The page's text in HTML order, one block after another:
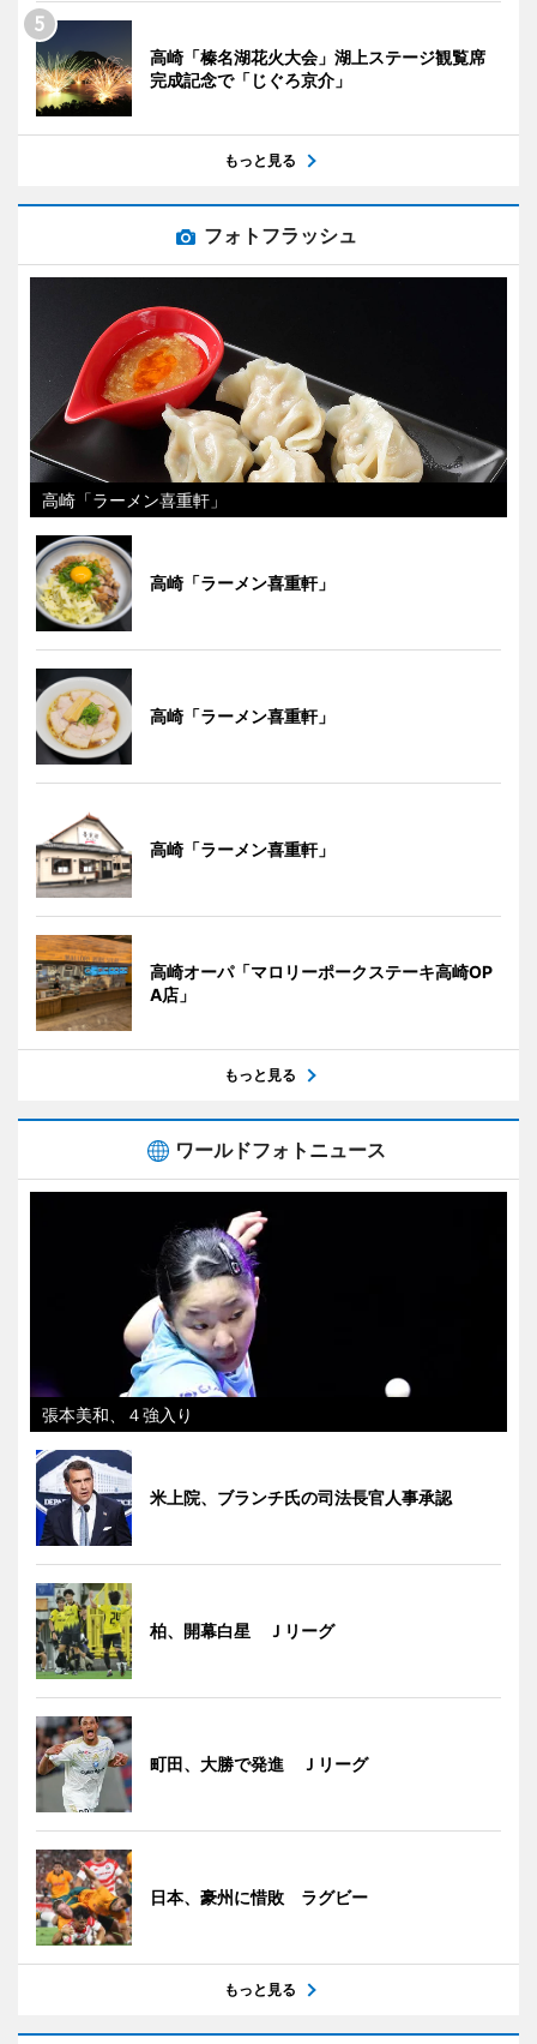
高崎「榛名湖花火大会」湖上ステージ観覧席
完成記念で「じぐろ京介」
もっと見る
フォトフラッシュ
高崎「ラーメン喜重軒」
高崎「ラーメン喜重軒」
高崎「ラーメン喜重軒」
高崎「ラーメン喜重軒」
高崎オーパ「マロリーポークステーキ高崎OP
A店」
もっと見る
ワールドフォトニュース
張本美和、４強入り
米上院、ブランチ氏の司法長官人事承認
柏、開幕白星 Ｊリーグ
町田、大勝で発進 Ｊリーグ
日本、豪州に惜敗 ラグビー
もっと見る